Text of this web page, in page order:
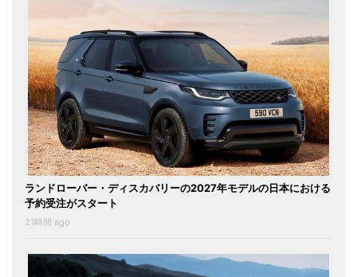
ランドローバー・ディスカバリーの2027年モデルの日本における
予約受注がスタート
21時間 ago